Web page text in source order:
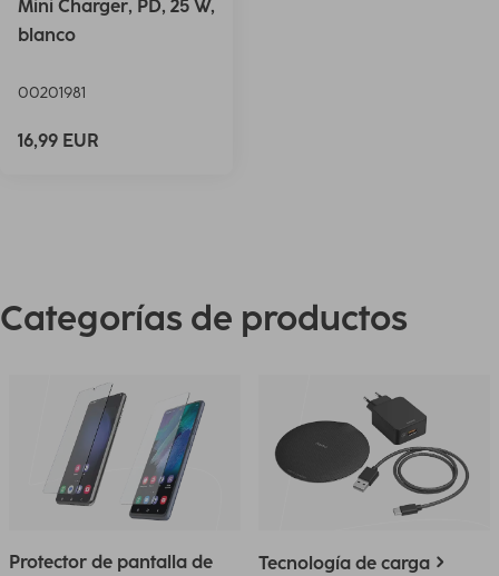
Mini Charger, PD, 25 W,
blanco
00201981
16,99 EUR
Categorías de productos
Protector de pantalla de
Tecnología de carga